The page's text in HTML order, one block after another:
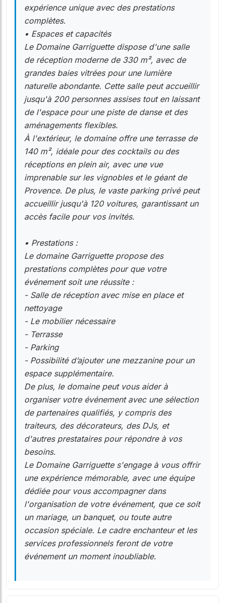
expérience unique avec des prestations
complètes.
• Espaces et capacités
Le Domaine Garriguette dispose d'une salle
de réception moderne de 330 m², avec de
grandes baies vitrées pour une lumière
naturelle abondante. Cette salle peut accueillir
jusqu'à 200 personnes assises tout en laissant
de l'espace pour une piste de danse et des
aménagements flexibles.
À l'extérieur, le domaine offre une terrasse de
140 m², idéale pour des cocktails ou des
réceptions en plein air, avec une vue
imprenable sur les vignobles et le géant de
Provence. De plus, le vaste parking privé peut
accueillir jusqu'à 120 voitures, garantissant un
accès facile pour vos invités.
• Prestations :
Le domaine Garriguette propose des
prestations complètes pour que votre
événement soit une réussite :
- Salle de réception avec mise en place et
nettoyage
- Le mobilier nécessaire
- Terrasse
- Parking
- Possibilité d’ajouter une mezzanine pour un
espace supplémentaire.
De plus, le domaine peut vous aider à
organiser votre événement avec une sélection
de partenaires qualifiés, y compris des
traiteurs, des décorateurs, des DJs, et
d'autres prestataires pour répondre à vos
besoins.
Le Domaine Garriguette s'engage à vous offrir
une expérience mémorable, avec une équipe
dédiée pour vous accompagner dans
l'organisation de votre événement, que ce soit
un mariage, un banquet, ou toute autre
occasion spéciale. Le cadre enchanteur et les
services professionnels feront de votre
événement un moment inoubliable.